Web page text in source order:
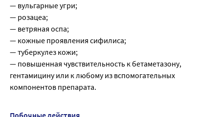
— вульгарные угри;
— розацеа;
— ветряная оспа;
— кожные проявления сифилиса;
— туберкулез кожи;
— повышенная чувствительность к бетаметазону,
гентамицину или к любому из вспомогательных
компонентов препарата.